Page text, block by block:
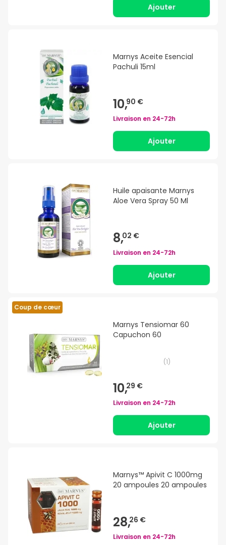
Ajouter
Marnys Aceite Esencial
Pachuli 15ml
10,90 €
Livraison en 24-72h
Ajouter
Huile apaisante Marnys
Aloe Vera Spray 50 Ml
8,02 €
Livraison en 24-72h
Ajouter
Coup de cœur
Marnys Tensiomar 60
Capuchon 60
(1)
10,29 €
Livraison en 24-72h
Ajouter
Marnys™ Apivit C 1000mg
20 ampoules 20 ampoules
28,26 €
Livraison en 24-72h